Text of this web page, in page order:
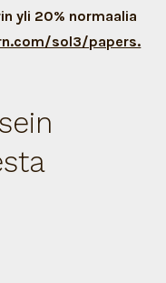
yli 20% normaalia
sol3/papers.